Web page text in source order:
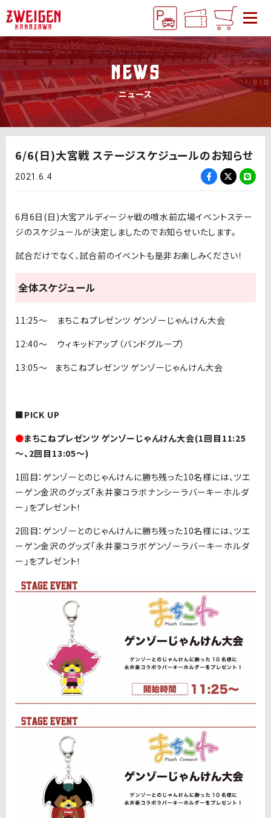
NEWS
ニュース
6/6(日)大宮戦 ステージスケジュールのお知らせ
2021.6.4
6月6日(日)大宮アルディージャ戦の噴水前広場イベントステー
ジのスケジュールが決定しましたのでお知らせいたします。
試合だけでなく、試合前のイベントも是非お楽しみください！
全体スケジュール
11:25〜 まちこねプレゼンツ ゲンゾーじゃんけん大会
12:40〜 ウィキッドアップ（バンドグループ）
13:05〜 まちこねプレゼンツ ゲンゾーじゃんけん大会
■PICK UP
●まちこねプレゼンツ ゲンゾーじゃんけん大会(1回目11:25
～、2回目13:05～)
1回目：ゲンゾーとのじゃんけんに勝ち残った10名様には、ツエ
ーゲン金沢のグッズ「永井豪コラボナンシーラバーキーホルダ
ー」をプレゼント！
2回目：ゲンゾーとのじゃんけんに勝ち残った10名様には、ツエ
ーゲン金沢のグッズ「永井豪コラボゲンゾーラバーキーホルダ
ー」をプレゼント！